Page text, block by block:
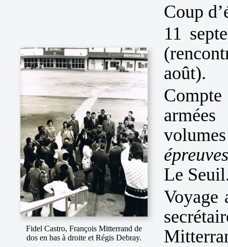
Fidel Castro, François Mitterrand de
dos en bas à droite et Régis Debray.
Coup
11
août).
Le
Voyage